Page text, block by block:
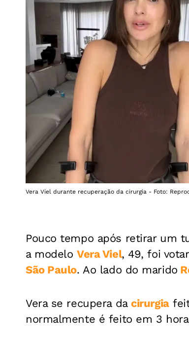
Vera Viel durante recuperação da cirurgia - Foto:
Pouco tempo após retirar um
a modeloVera Viel, 49, foi
São Paulo. Ao lado do marido
Vera se recupera dacirurgia
normalmente é feito em 3